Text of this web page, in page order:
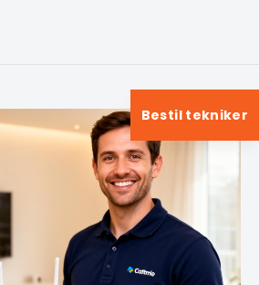
Bestil tekniker